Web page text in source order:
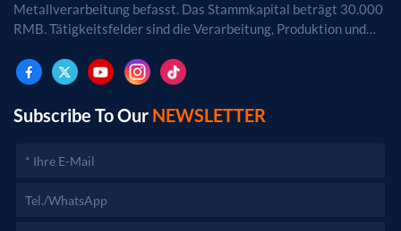
Metallverarbeitung befasst. Das Stammkapital beträgt 30.000
RMB. Tätigkeitsfelder sind die Verarbeitung, Produktion und
genehmigungspflichtigen Projekten dürfen die
Geschäftstätigkeiten erst nach Genehmigung durch die
zuständigen Behörden aufgenommen werden.)
Subscribe To Our NEWSLETTER